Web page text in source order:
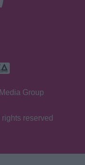
Group
reserved